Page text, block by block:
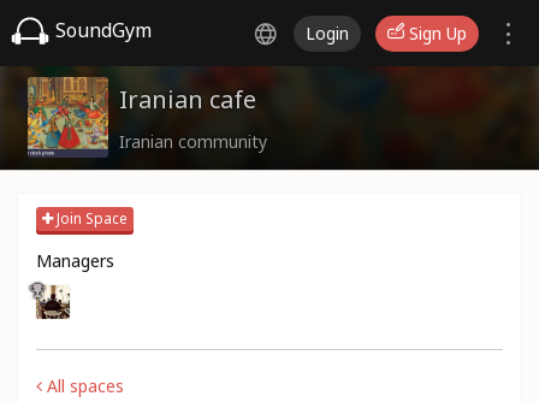
SoundGym Login Sign Up
Iranian cafe
Iranian community
Join Space
Managers
All spaces